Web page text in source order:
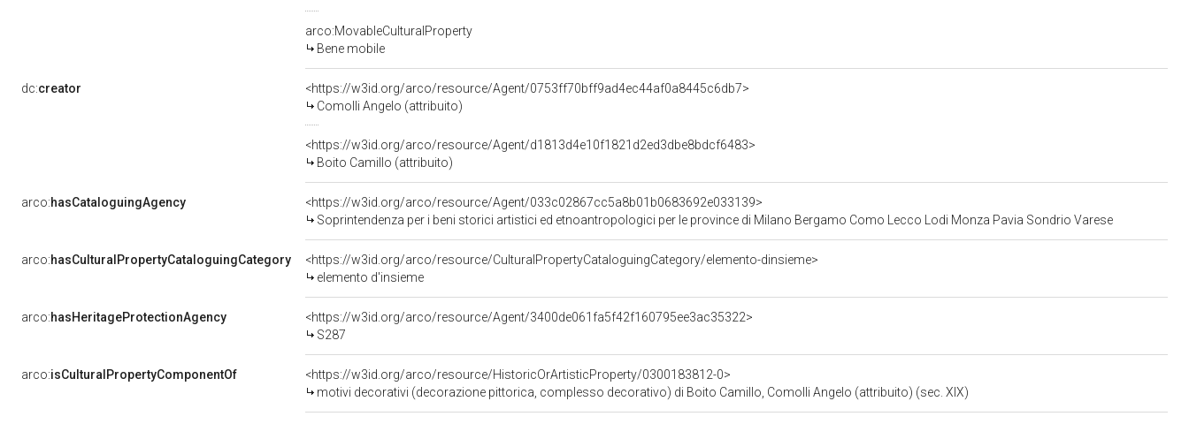
arco:MovableCulturalProperty
Bene mobile
dc:creator
<https://w3id.org/arco/resource/Agent/0753ff70bff9ad4ec44af0a8445c6db7>
Comolli Angelo (attribuito)
<https://w3id.org/arco/resource/Agent/d1813d4e10f1821d2ed3dbe8bdcf6483>
Boito Camillo (attribuito)
arco:hasCataloguingAgency
<https://w3id.org/arco/resource/Agent/033c02867cc5a8b01b0683692e033139>
Soprintendenza per i beni storici artistici ed etnoantropologici per le province di Milano Bergamo Como Lecco Lodi Monza Pavia Sondrio Varese
arco:hasCulturalPropertyCataloguingCategory
<https://w3id.org/arco/resource/CulturalPropertyCataloguingCategory/elemento-dinsieme>
elemento d'insieme
arco:hasHeritageProtectionAgency
<https://w3id.org/arco/resource/Agent/3400de061fa5f42f160795ee3ac35322>
S287
arco:isCulturalPropertyComponentOf
<https://w3id.org/arco/resource/HistoricOrArtisticProperty/0300183812-0>
motivi decorativi (decorazione pittorica, complesso decorativo) di Boito Camillo, Comolli Angelo (attribuito) (sec. XIX)